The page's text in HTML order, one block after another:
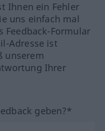
Ihnen ein Fehler
uns einfach mal
Feedback-Formular
Adresse ist
unserem
Ihrer
geben?*